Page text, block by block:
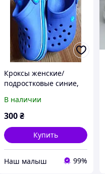
Кроксы женские/
подростковые синие,
размеры.
В наличии
300₴
Купить
‏Наш малыш 99%